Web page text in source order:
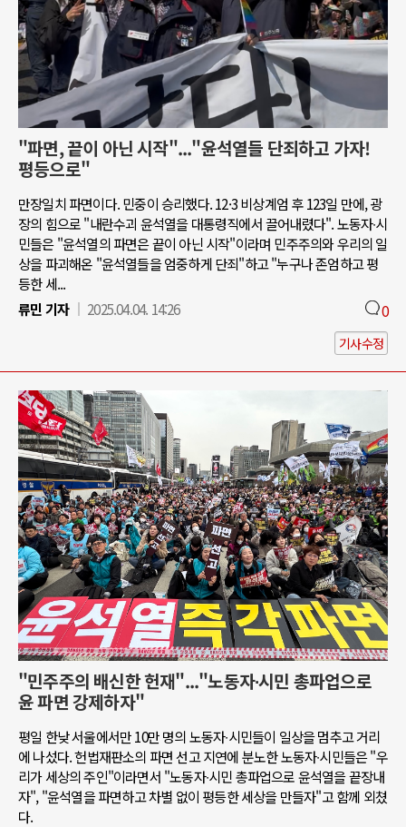
"파면, 끝이 아닌 시작"..."윤석열들 단죄하고 가자!
평등으로"
만장일치 파면이다. 민중이 승리했다. 12·3 비상계엄 후 123일 만에, 광
장의 힘으로 "내란수괴 윤석열을 대통령직에서 끌어내렸다". 노동자∙시
민들은 "윤석열의 파면은 끝이 아닌 시작"이라며 민주주의와 우리의 일
상을 파괴해온 "윤석열들을 엄중하게 단죄"하고 "누구나 존엄하고 평
등한 세...
류민 기자
2025.04.04. 14:26 0
기사수정
"민주주의 배신한 헌재"..."노동자∙시민 총파업으로
윤 파면 강제하자"
평일 한낮 서울에서만 10만 명의 노동자∙시민들이 일상을 멈추고 거리
에 나섰다. 헌법재판소의 파면 선고 지연에 분노한 노동자∙시민들은 "우
리가 세상의 주인"이라면서 "노동자∙시민 총파업으로 윤석열을 끝장내
자", "윤석열을 파면하고 차별 없이 평등한 세상을 만들자"고 함께 외쳤
다.